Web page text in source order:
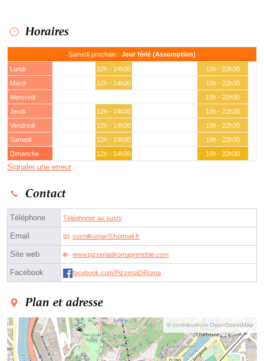
Horaires
Samedi prochain : Jour férié (Assomption)
Lundi 12h - 14h30
19h - 22h30
Mardi
12h - 14h30
19h - 22h30
Mercredi
19h - 22h30
Jeudi
12h - 14h30
19h - 22h30
Vendredi
12h - 14h30
19h - 22h30
Samedi
12h - 14h30
19h - 22h30
Dimanche
12h - 14h30 19h - 22h30
Signaler une erreur
Contact
Téléphone Téléphoner au sushi
Email sushilkumarⓐhotmail.fr
Site web www.pizzeriadiromagrenoble.com
Facebook facebook.com/PizzeriaDiRoma
Plan et adresse
© contributeurs OpenStreetMap